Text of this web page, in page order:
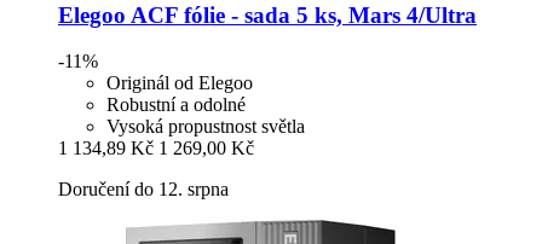
Elegoo ACF fólie -​ sada 5 ks, Mars 4/Ultra
-11%
Originál od Elegoo
Robustní a odolné
Vysoká propustnost světla
1 134,89 Kč 1 269,00 Kč
Doručení do 12. srpna